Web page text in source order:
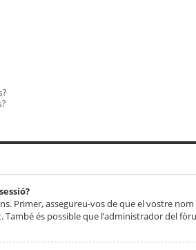
Primer, assegureu-vos de que el vostre
També és possible que l’administrador del